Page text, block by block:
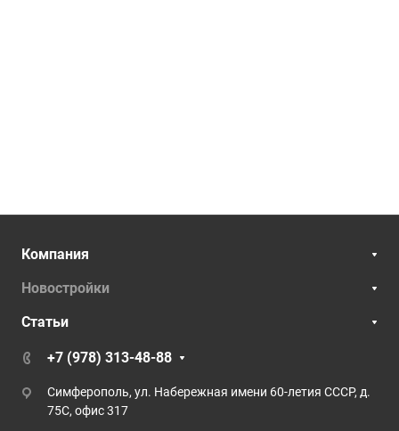
Компания
Новостройки
Статьи
+7 (978) 313-48-88
Симферополь, ул. Набережная имени 60-летия СССР, д.
75С, офис 317